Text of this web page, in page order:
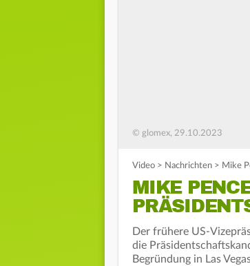
© glomex, 29.10.2023
Video > Nachrichten > Mike
MIKE
Der frühere US-
die
Begründung in Las